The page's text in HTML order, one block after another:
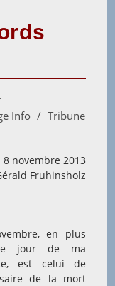
Info / Tribune
8 novembre 2013
Fruhinsholz
en plus
le jour de ma
est celui de
de la mort